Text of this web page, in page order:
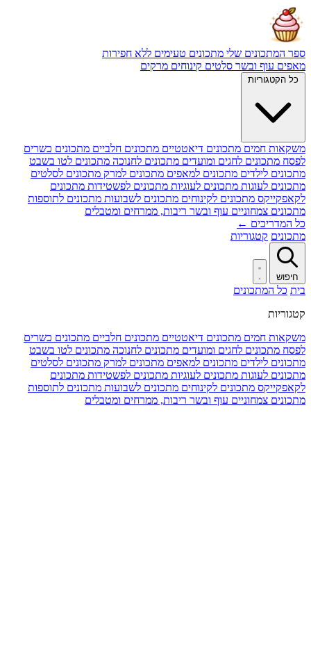
ספר המתכונים שלי מתכונים טעימים ללא חפירות
מאפים עוף ובשר סלטים קינוחים מרקים
כל הקטגוריות
משקאות חמים מתכונים דיאטטיים מתכונים חלביים מתכונים כשרים
לפסח מתכונים לחגים ומועדים מתכונים לחנוכה מתכונים לטו בשבט
מתכונים לילדים מתכונים למאפים מתכונים למרק מתכונים לסלטים
מתכונים לעוגות מתכונים לעוגיות מתכונים לפשטידות מתכונים
לקאפקייקס מתכונים לקינוחים מתכונים לשבועות מתכונים לתוספות
מתכונים צמחוניים עוף ובשר ריבות, ממרחים ומטבלים
כל המדריכים ←
מתכונים קטגוריות
חיפוש
בית כל המתכונים
קטגוריות
משקאות חמים מתכונים דיאטטיים מתכונים חלביים מתכונים כשרים
לפסח מתכונים לחגים ומועדים מתכונים לחנוכה מתכונים לטו בשבט
מתכונים לילדים מתכונים למאפים מתכונים למרק מתכונים לסלטים
מתכונים לעוגות מתכונים לעוגיות מתכונים לפשטידות מתכונים
לקאפקייקס מתכונים לקינוחים מתכונים לשבועות מתכונים לתוספות
מתכונים צמחוניים עוף ובשר ריבות, ממרחים ומטבלים